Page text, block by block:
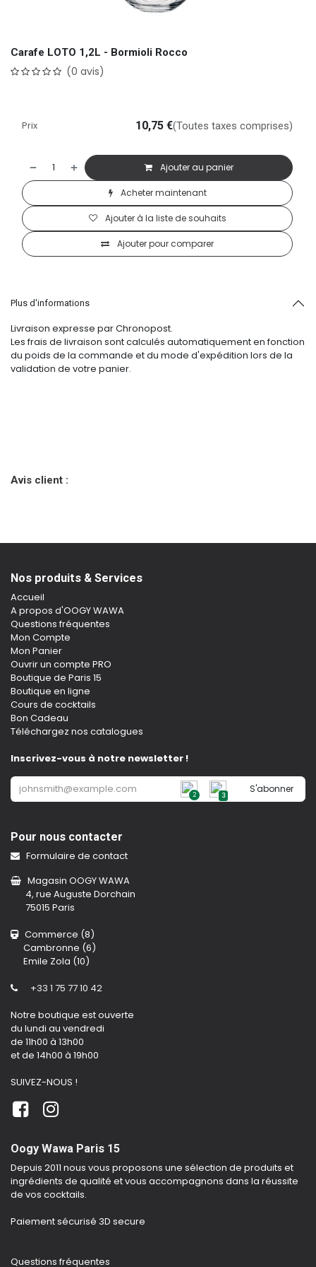
Carafe LOTO 1,2L - Bormioli Rocco
(0 avis)
Ajouter au panier
Acheter maintenant
Ajouter pour comparer
Ajouter à la liste de souhaits
Prix 10,75 €(Toutes taxes comprises)
Plus d'informations
Livraison expresse par Chronopost.
Les frais de livraison sont calculés automatiquement en fonction
du poids de la commande et du mode d'expédition lors de la
validation de votre panier.
Avis client :
Nos produits & Services
Accueil
A propos d'OOGY WAWA
Questions fréquentes
Mon Compte
Mon Panier
Ouvrir un compte PRO
Boutique de Paris 15
Boutique en ligne
Cours de cocktails
Bon Cadeau
Téléchargez nos catalogues
Inscrivez-vous à notre newsletter !
2 3
S'abonner
Pour nous contacter
Formulaire de contact
Magasin OOGY WAWA
4, rue Auguste Dorchain
75015 Paris
Commerce (8)
Cambronne (6)
Emile Zola (10)
+33 1 75 77 10 42
Notre boutique est ouverte
du lundi au vendredi
de 11h00 à 13h00
et de 14h00 à 19h00
SUIVEZ-NOUS !
Oogy Wawa Paris 15
Depuis 2011 nous vous proposons une sélection de produits et
ingrédients de qualité et vous accompagnons dans la réussite
de vos cocktails.
Paiement sécurisé 3D secure
Questions fréquentes